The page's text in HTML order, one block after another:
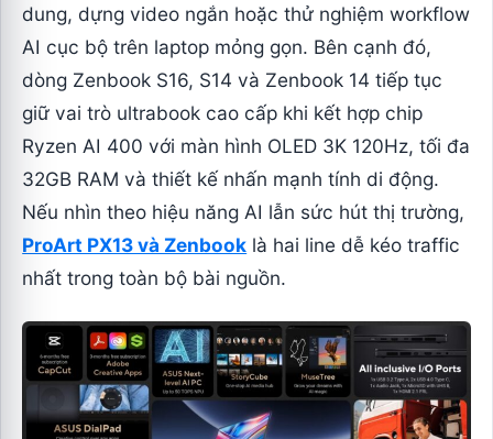
dung, dựng video ngắn hoặc thử nghiệm workflow
AI cục bộ trên laptop mỏng gọn. Bên cạnh đó,
dòng Zenbook S16, S14 và Zenbook 14 tiếp tục
giữ vai trò ultrabook cao cấp khi kết hợp chip
Ryzen AI 400 với màn hình OLED 3K 120Hz, tối đa
32GB RAM và thiết kế nhấn mạnh tính di động.
Nếu nhìn theo hiệu năng AI lẫn sức hút thị trường,
ProArt PX13 và Zenbook là hai line dễ kéo traffic
nhất trong toàn bộ bài nguồn.